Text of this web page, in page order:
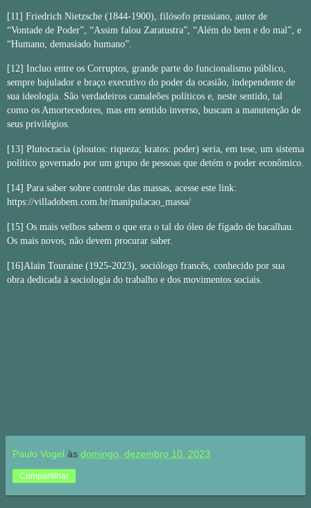
[11] Friedrich Nietzsche (1844-1900), filósofo prussiano, autor de
“Vontade de Poder”, “Assim falou Zaratustra”, “Além do bem e do mal”, e
“Humano, demasiado humano”.
[12] Incluo entre os Corruptos, grande parte do funcionalismo público,
sempre bajulador e braço executivo do poder da ocasião, independente de
sua ideologia. São verdadeiros camaleões políticos e, neste sentido, tal
como os Amortecedores, mas em sentido inverso, buscam a manutenção de
seus privilégios.
[13] Plutocracia (ploutos: riqueza; kratos: poder) seria, em tese, um sistema
político governado por um grupo de pessoas que detém o poder econômico.
[14] Para saber sobre controle das massas, acesse este link:
https://villadobem.com.br/manipulacao_massa/
[15] Os mais velhos sabem o que era o tal do óleo de fígado de bacalhau.
Os mais novos, não devem procurar saber.
[16]Alain Touraine (1925-2023), sociólogo francês, conhecido por sua
obra dedicada à sociologia do trabalho e dos movimentos sociais.
Paulo Vogel às domingo, dezembro 10, 2023
Compartilhar